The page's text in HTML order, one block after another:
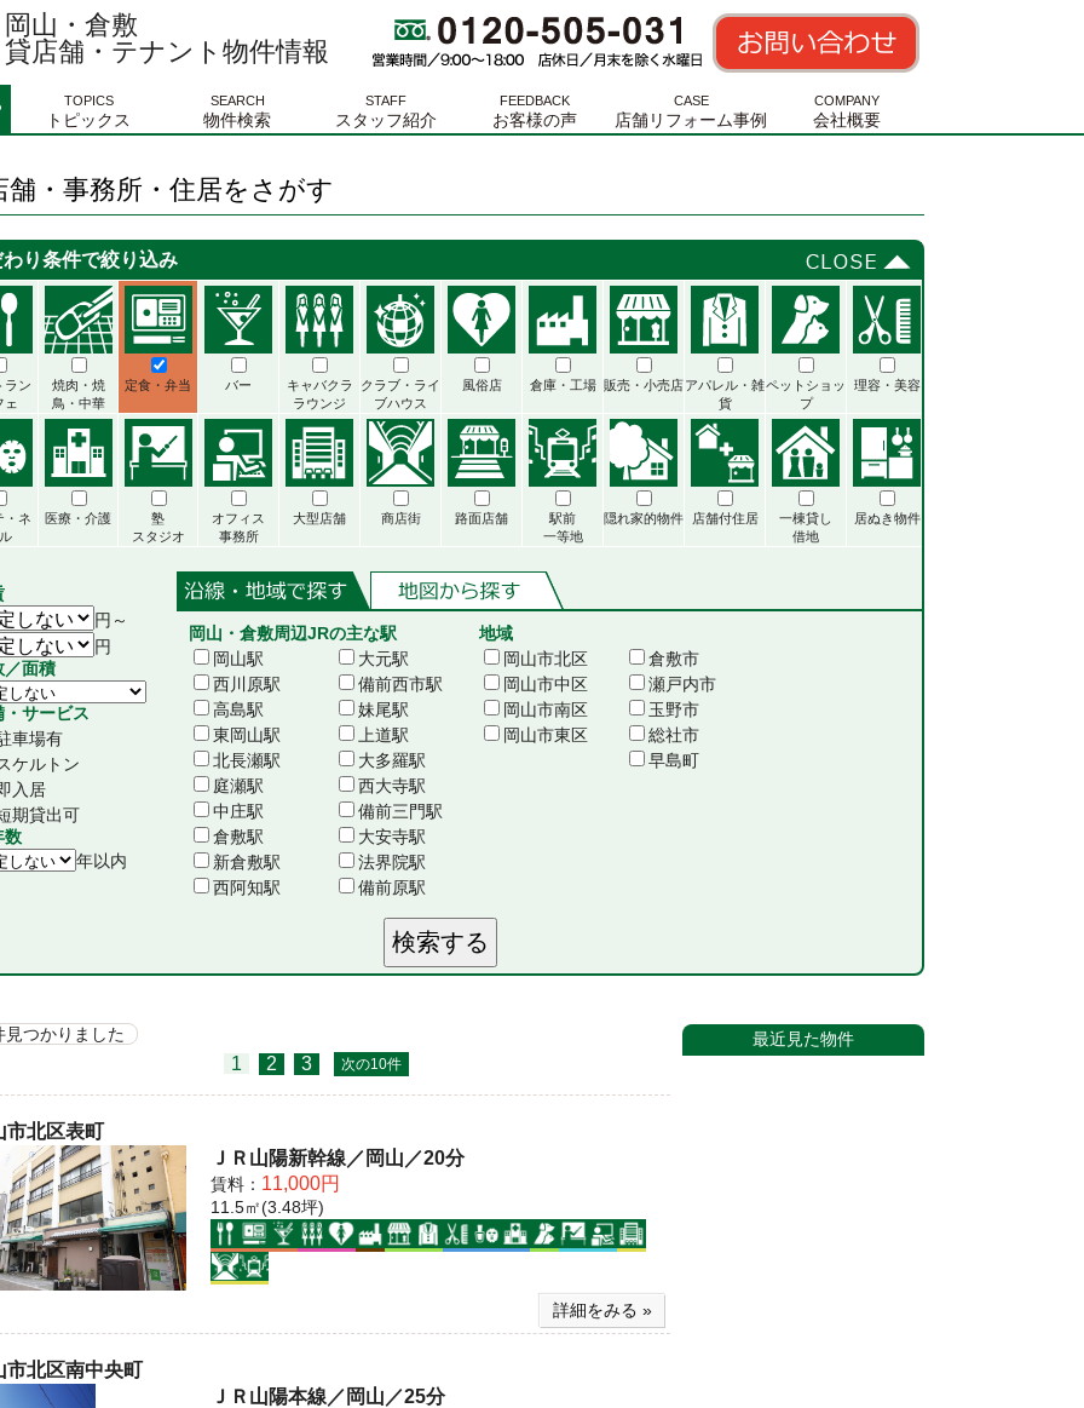
岡山・倉敷
貸店舗・テナント物件情報
TOPICS
トピックス
SEARCH
物件検索
STAFF
スタッフ紹介
FEEDBACK
お客様の声
CASE
店舗リフォーム事例
COMPANY
会社概要
舗・事務所・住居をさがす
り条件で絞り込み
ラン
ェ
焼肉・焼
鳥・中華
定食・弁当 バー
キャバクラ
ラウンジ
クラブ・ライ
ブハウス
風俗店 倉庫・工場 販売・小売店アパレル・雑
貨
ペットショッ
プ
理容・美容
・ネ
医療・介護
塾
スタジオ
オフィス
事務所
大型店舗 商店街 路面店舗
駅前
一等地
隠れ家的物件 店舗付住居
一棟貸し
借地
居ぬき物件
円～
円
／面積
・サービス
車場有
ケルトン
入居
期貸出可
数
年以内
岡山・倉敷周辺JRの主な駅
岡山駅
西川原駅
高島駅
東岡山駅
北長瀬駅
庭瀬駅
中庄駅
倉敷駅
新倉敷駅
西阿知駅
大元駅
備前西市駅
妹尾駅
上道駅
大多羅駅
西大寺駅
備前三門駅
大安寺駅
法界院駅
備前原駅
地域
岡山市北区
岡山市中区
岡山市南区
岡山市東区
倉敷市
瀬戸内市
玉野市
総社市
早島町
見つかりました
1 2 3 次の10件
市北区表町
ＪＲ山陽新幹線／岡山／20分
賃料： 11,000円
11.5㎡(3.48坪)
詳細をみる »
市北区南中央町
ＪＲ山陽本線／岡山／25分
最近見た物件